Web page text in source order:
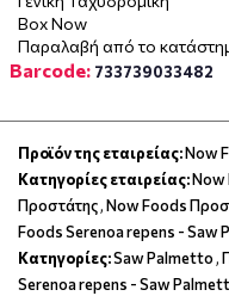
Box Now
Παραλαβή από το
Barcode: 733739033482
Προϊόν της εταιρείας:Now
Κατηγορίες εταιρείας:Now
Προστάτης,Now Foods
Foods Serenoa repens - Saw
Κατηγορίες:Saw Palmetto,
Serenoa repens - Saw